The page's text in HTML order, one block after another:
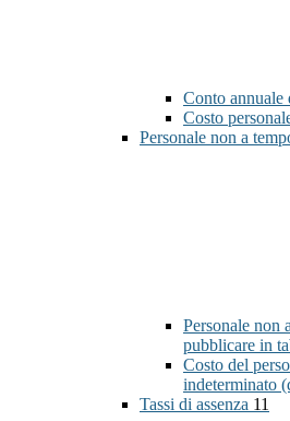
Conto annuale
Costo
Personale non a
Personale non
pubblicare in
Costo del
indeterminato
Tassi di assenza 11